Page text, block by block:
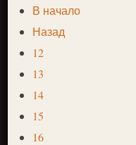
В начало
Назад
12
13
14
15
16